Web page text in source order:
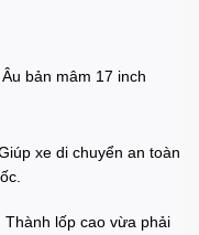
bản mâm 17 inch
xe di chuyển an toàn
Thành lốp cao vừa phải